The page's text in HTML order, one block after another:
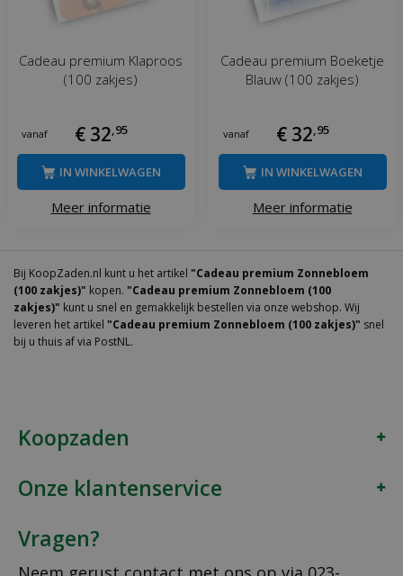
Cadeau premium Klaproos
(100 zakjes)
vanaf € 32,95
Meer informatie
IN WINKELWAGEN
Cadeau premium Boeketje
Blauw (100 zakjes)
vanaf € 32,95
Meer informatie
IN WINKELWAGEN
Bij KoopZaden.nl kunt u het artikel "Cadeau premium Zonnebloem
(100 zakjes)" kopen. "Cadeau premium Zonnebloem (100
zakjes)" kunt u snel en gemakkelijk bestellen via onze webshop. Wij
leveren het artikel "Cadeau premium Zonnebloem (100 zakjes)" snel
bij u thuis af via PostNL.
Koopzaden
Onze klantenservice
Vragen?